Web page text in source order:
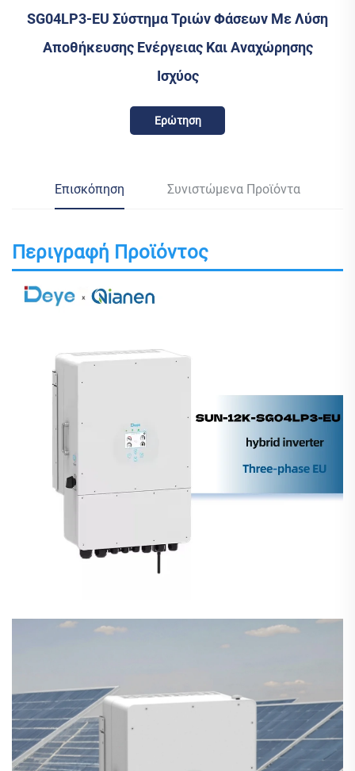
SG04LP3-EU Σύστημα Τριών Φάσεων Με Λύση
Αποθήκευσης Ενέργειας Και Αναχώρησης
Ισχύος
Ερώτηση
Επισκόπηση Συνιστώμενα Προϊόντα
Περιγραφή Προϊόντος